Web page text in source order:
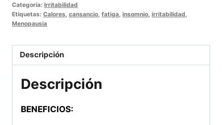
Categoría: Irritabilidad
Etiquetas: Calores cansancio fatiga insomnio irritabilidad
Menopausia
Descripción
Descripción
BENEFICIOS: